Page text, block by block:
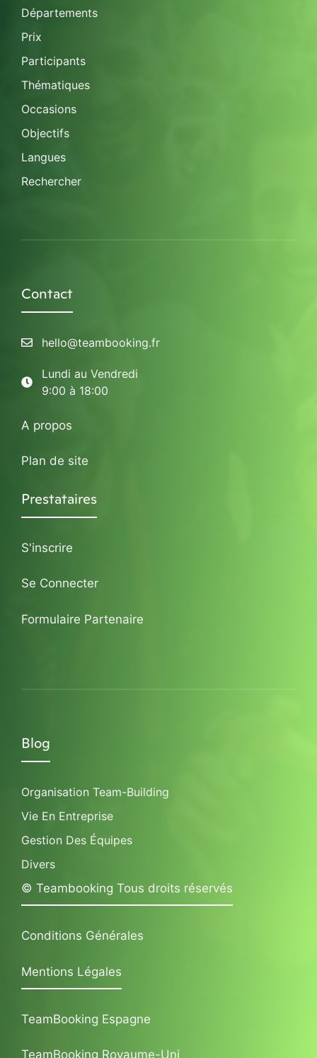
Départements
Prix
Participants
Thématiques
Occasions
Objectifs
Langues
Rechercher
Contact
hello@teambooking.fr
Lundi au Vendredi
9:00 à 18:00
A propos
Plan de site
Prestataires
S'inscrire
Se Connecter
Formulaire Partenaire
Blog
Organisation Team-Building
Vie En Entreprise
Gestion Des Équipes
Divers
© Teambooking Tous droits réservés
Conditions Générales
Mentions Légales
TeamBooking Espagne
TeamBooking Royaume-Uni